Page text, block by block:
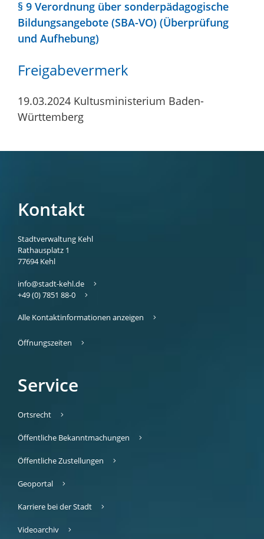
§ 9 Verordnung über sonderpädagogische
Bildungsangebote (SBA-VO) (Überprüfung
und Aufhebung)
Freigabevermerk
19.03.2024 Kultusministerium Baden-
Württemberg
Kontakt
Stadtverwaltung Kehl
Rathausplatz 1
77694 Kehl
info@stadt-kehl.de
+49 (0) 7851 88-0
Alle Kontaktinformationen anzeigen
Öffnungszeiten
Service
Ortsrecht
Öffentliche Bekanntmachungen
Öffentliche Zustellungen
Geoportal
Karriere bei der Stadt
Videoarchiv